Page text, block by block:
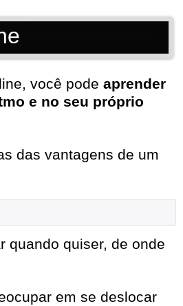
você pode aprender
e no seu próprio
das vantagens de um
quando quiser, de onde
em se deslocar